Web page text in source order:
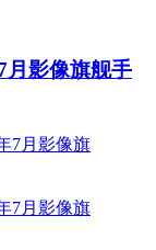
月影像旗舰手